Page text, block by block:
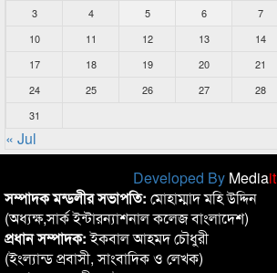
3
4 5 6 7
10
11 12 13 14
17
18 19 20 21
24
25 26 27 28
31
« Jul
Developed By Mediait
সম্পাদক মন্ডলীর সভাপতি: মোহাম্মাদ মহি উদ্দিন
(অধ্যক্ষ,সার্ক ইন্টারন্যাশনাল কলেজ বাংলাদেশ)
প্রধান সম্পাদক:ইকবাল আহমদ চৌধুরী
(ইংল্যান্ড প্রবাসী, সাংবাদিক ও লেখক)